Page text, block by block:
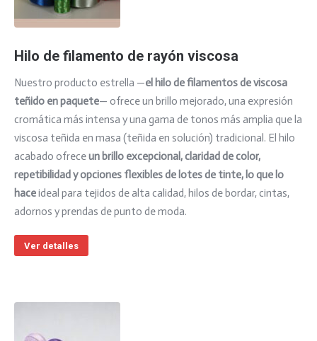
Hilo de filamento de rayón viscosa
Nuestro producto estrella —el hilo de filamentos de viscosa
teñido en paquete— ofrece un brillo mejorado, una expresión
cromática más intensa y una gama de tonos más amplia que la
viscosa teñida en masa (teñida en solución) tradicional. El hilo
acabado ofreceun brillo excepcional, claridad de color,
repetibilidad y opciones flexibles de lotes de tinte, lo que lo
haceideal para tejidos de alta calidad, hilos de bordar, cintas,
adornos y prendas de punto de moda.
Ver detalles